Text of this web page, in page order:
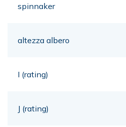
spinnaker
altezza albero
I (rating)
J (rating)